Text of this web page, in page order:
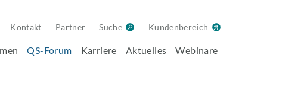
Kontakt Partner Suche Kundenbereich
QS-Forum Karriere Aktuelles Webinare